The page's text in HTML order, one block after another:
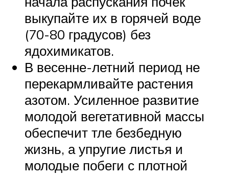
выкупайте их в горячей воде
(70-80 градусов) без
ядохимикатов.
В весенне-летний период не
перекармливайте растения
азотом. Усиленное развитие
молодой вегетативной массы
обеспечит тле безбедную
жизнь, а упругие листья и
молодые побеги с плотной